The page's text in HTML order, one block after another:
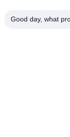
ที่อยู่
Good day, what